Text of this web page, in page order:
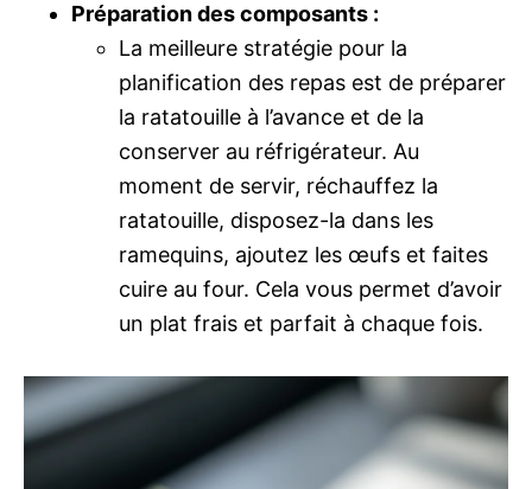
Préparation des composants :
La meilleure stratégie pour la
planification des repas est de préparer
la ratatouille à l’avance et de la
conserver au réfrigérateur. Au
moment de servir, réchauffez la
ratatouille, disposez-la dans les
ramequins, ajoutez les œufs et faites
cuire au four. Cela vous permet d’avoir
un plat frais et parfait à chaque fois.